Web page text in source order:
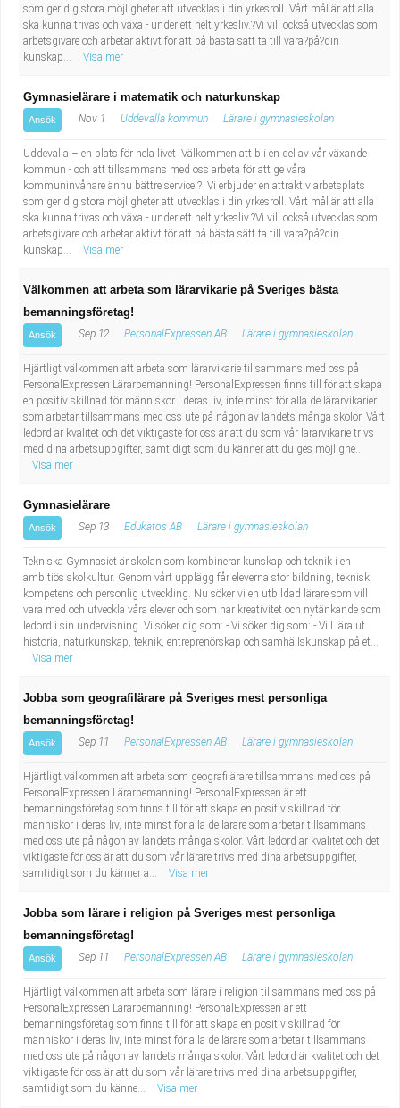
som ger dig stora möjligheter att utvecklas i din yrkesroll. Vårt mål är att alla
ska kunna trivas och växa - under ett helt yrkesliv.?Vi vill också utvecklas som
arbetsgivare och arbetar aktivt för att på bästa sätt ta till vara?på?din
kunskap...
Visa mer
Gymnasielärare i matematik och naturkunskap
Ansök Nov 1 Uddevalla kommun Lärare i gymnasieskolan
Uddevalla – en plats för hela livet Välkommen att bli en del av vår växande
kommun - och att tillsammans med oss arbeta för att ge våra
kommuninvånare ännu bättre service.? Vi erbjuder en attraktiv arbetsplats
som ger dig stora möjligheter att utvecklas i din yrkesroll. Vårt mål är att alla
ska kunna trivas och växa - under ett helt yrkesliv.?Vi vill också utvecklas som
arbetsgivare och arbetar aktivt för att på bästa sätt ta till vara?på?din
kunskap...
Visa mer
Välkommen att arbeta som lärarvikarie på Sveriges bästa
bemanningsföretag!
Ansök Sep 12 PersonalExpressen AB Lärare i gymnasieskolan
Hjärtligt välkommen att arbeta som lärarvikarie tillsammans med oss på
PersonalExpressen Lärarbemanning! PersonalExpressen finns till för att skapa
en positiv skillnad för människor i deras liv, inte minst för alla de lärarvikarier
som arbetar tillsammans med oss ute på någon av landets många skolor. Vårt
ledord är kvalitet och det viktigaste för oss är att du som vår lärarvikarie trivs
med dina arbetsuppgifter, samtidigt som du känner att du ges möjlighe...
Visa mer
Gymnasielärare
Ansök Sep 13 Edukatos AB Lärare i gymnasieskolan
Tekniska Gymnasiet är skolan som kombinerar kunskap och teknik i en
ambitiös skolkultur. Genom vårt upplägg får eleverna stor bildning, teknisk
kompetens och personlig utveckling. Nu söker vi en utbildad lärare som vill
vara med och utveckla våra elever och som har kreativitet och nytänkande som
ledord i sin undervisning. Vi söker dig som: - Vi söker dig som: - Vill lära ut
historia, naturkunskap, teknik, entreprenörskap och samhällskunskap på et...
Visa mer
Jobba som geografilärare på Sveriges mest personliga
bemanningsföretag!
Ansök Sep 11 PersonalExpressen AB Lärare i gymnasieskolan
Hjärtligt välkommen att arbeta som geografilärare tillsammans med oss på
PersonalExpressen Lärarbemanning! PersonalExpressen är ett
bemanningsföretag som finns till för att skapa en positiv skillnad för
människor i deras liv, inte minst för alla de lärare som arbetar tillsammans
med oss ute på någon av landets många skolor. Vårt ledord är kvalitet och det
viktigaste för oss är att du som vår lärare trivs med dina arbetsuppgifter,
samtidigt som du känner a...
Visa mer
Jobba som lärare i religion på Sveriges mest personliga
bemanningsföretag!
Ansök Sep 11 PersonalExpressen AB Lärare i gymnasieskolan
Hjärtligt välkommen att arbeta som lärare i religion tillsammans med oss på
PersonalExpressen Lärarbemanning! PersonalExpressen är ett
bemanningsföretag som finns till för att skapa en positiv skillnad för
människor i deras liv, inte minst för alla de lärare som arbetar tillsammans
med oss ute på någon av landets många skolor. Vårt ledord är kvalitet och det
viktigaste för oss är att du som vår lärare trivs med dina arbetsuppgifter,
samtidigt som du känne...
Visa mer